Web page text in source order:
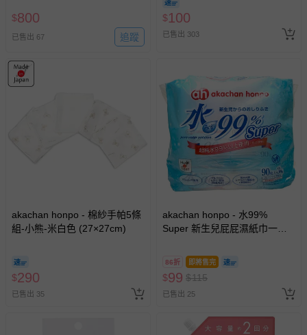
$800
已售出 67 追蹤
$100
已售出 303
akachan honpo - 棉紗手帕5條
組-小熊-米白色 (27×27cm)
$290
已售出 35
akachan honpo - 水99%
Super 新生兒屁屁濕紙巾一般
86折 即將售完
$99 $115
已售出 25